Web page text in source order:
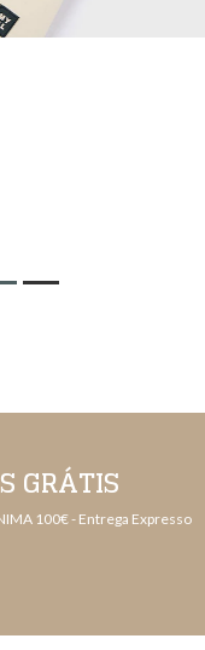
GRÁTIS
100€ - Entrega Expresso